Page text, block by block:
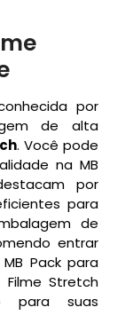
por
de alta
. Você pode
na MB
por
para
de
entrar
Pack para
Stretch
para suas